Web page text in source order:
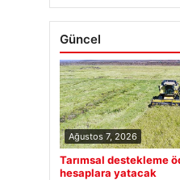
Güncel
Ağustos 7, 2026
Tarımsal destekleme
hesaplara yatacak